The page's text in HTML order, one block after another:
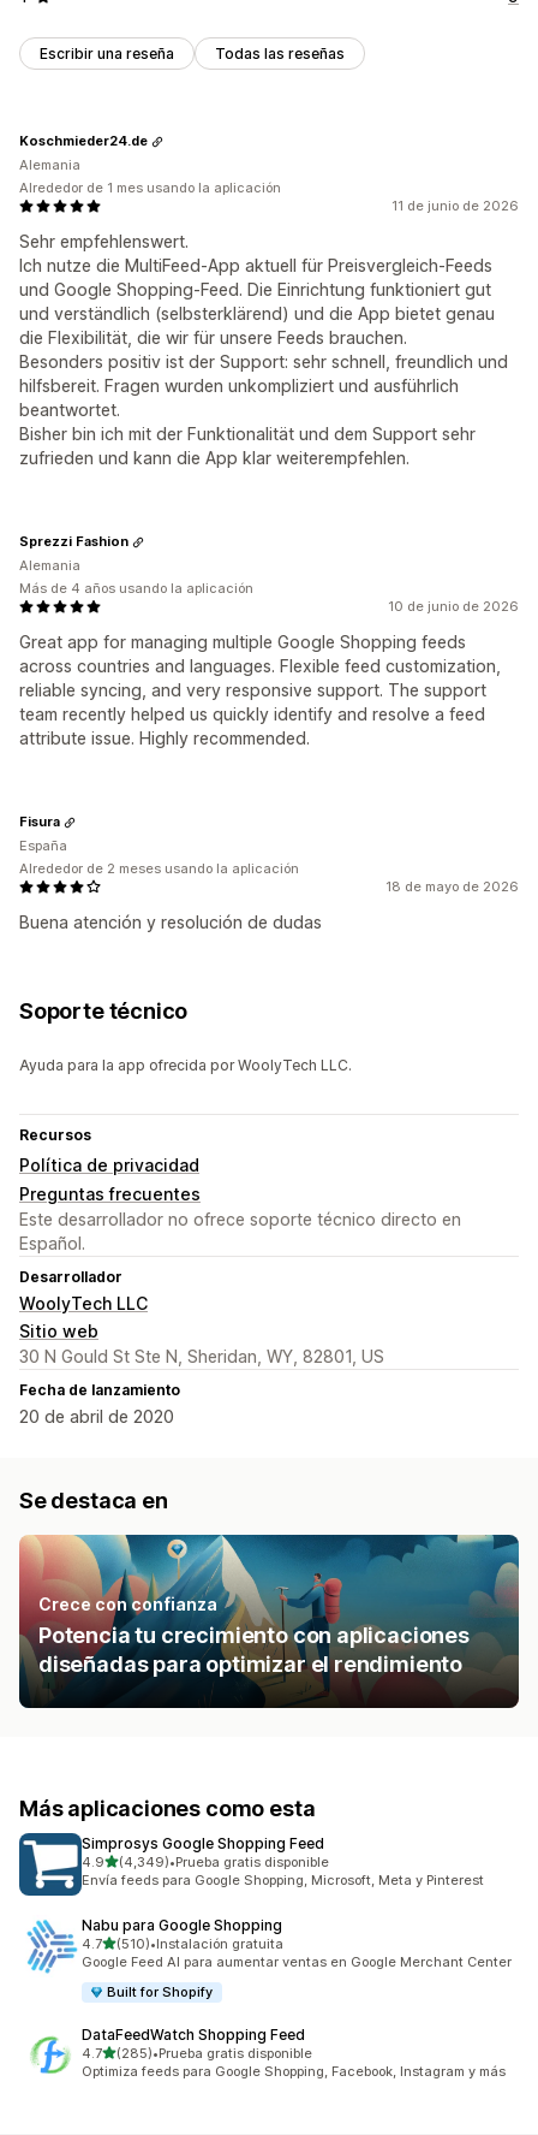
Escribir una reseña Todas las reseñas
11 de junio de 2026
Sehr empfehlenswert.
Ich nutze die MultiFeed-App aktuell für Preisvergleich-Feeds
und Google Shopping-Feed. Die Einrichtung funktioniert gut
und verständlich (selbsterklärend) und die App bietet genau
die Flexibilität, die wir für unsere Feeds brauchen.
Besonders positiv ist der Support: sehr schnell, freundlich und
hilfsbereit. Fragen wurden unkompliziert und ausführlich
beantwortet.
Bisher bin ich mit der Funktionalität und dem Support sehr
zufrieden und kann die App klar weiterempfehlen.
Koschmieder24.de
Alemania
Alrededor de 1 mes usando la aplicación
10 de junio de 2026
Great app for managing multiple Google Shopping feeds
across countries and languages. Flexible feed customization,
reliable syncing, and very responsive support. The support
team recently helped us quickly identify and resolve a feed
attribute issue. Highly recommended.
Sprezzi Fashion
Alemania
Más de 4 años usando la aplicación
18 de mayo de 2026
Buena atención y resolución de dudas
Fisura
España
Alrededor de 2 meses usando la aplicación
Soporte técnico
Ayuda para la app ofrecida por WoolyTech LLC.
Recursos
Política de privacidad
Preguntas frecuentes
Este desarrollador no ofrece soporte técnico directo en
Español.
Desarrollador
WoolyTech LLC
Sitio web
30 N Gould St Ste N, Sheridan, WY, 82801, US
Fecha de lanzamiento
20 de abril de 2020
Se destaca en
Crece con confianza
Potencia tu crecimiento con aplicaciones
diseñadas para optimizar el rendimiento
Más aplicaciones como esta
Simprosys Google Shopping Feed
4.9de 5 estrellas
(4,349)
4349 reseñas en total
•Prueba gratis disponible
Envía feeds para Google Shopping, Microsoft, Meta y Pinterest
Nabu para Google Shopping
4.7de 5 estrellas
(510)
510 reseñas en total
•Instalación gratuita
Google Feed AI para aumentar ventas en Google Merchant Center
Built for Shopify
DataFeedWatch Shopping Feed
4.7de 5 estrellas
(285)
285 reseñas en total
•Prueba gratis disponible
Optimiza feeds para Google Shopping, Facebook, Instagram y más